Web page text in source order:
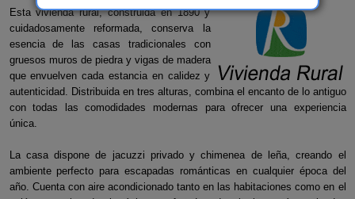
Esta vivienda rural, construida en 1890 y
cuidadosamente reformada, conserva la
esencia de las casas tradicionales con
gruesos muros de piedra y vigas de madera
que envuelven cada estancia en calidez y
autenticidad. Distribuida en tres alturas, combina el encanto de lo antiguo
con todas las comodidades modernas para ofrecer una experiencia
única.
La casa dispone de jacuzzi privado y chimenea de leña, creando el
ambiente perfecto para escapadas románticas en cualquier época del
año. Cuenta con aire acondicionado tanto en las habitaciones como en el